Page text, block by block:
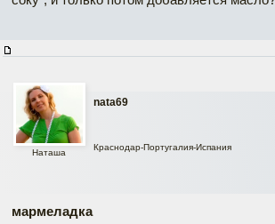
nata69
Наташа
Краснодар-Португалия-Испания
мармеладка